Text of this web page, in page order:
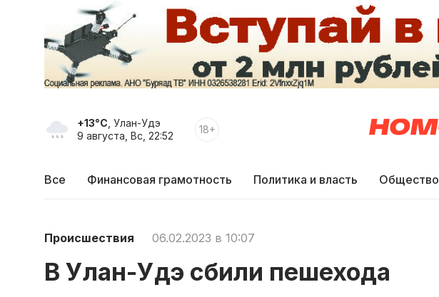
+13°C , Улан-Удэ
9 августа, Вс, 22:52
18+
Все Финансовая грамотность Политика и власть Общество
Происшествия 06.02.2023 в 10:07
В Улан-Удэ сбили пешехода